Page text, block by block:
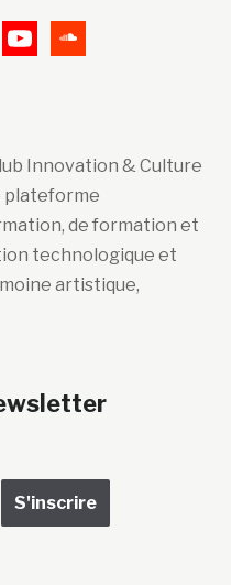
Innovation & Culture
plateforme
de formation et
technologique et
artistique,